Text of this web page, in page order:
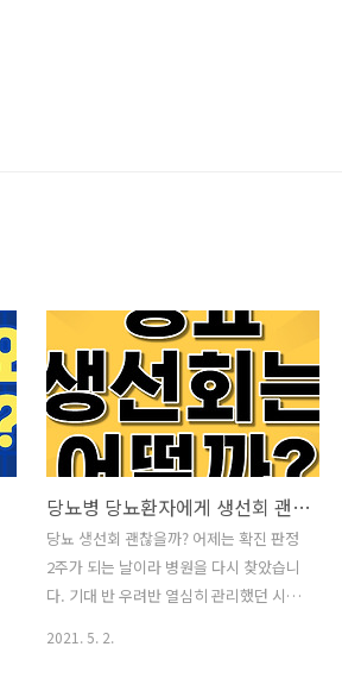
당뇨병 당뇨환자에게 생선회 괜찮을까?
당뇨 생선회 괜찮을까? 어제는 확진 판정
2주가 되는 날이라 병원을 다시 찾았습니
다. 기대 반 우려반 열심히 관리했던 시간
2021. 5. 2.